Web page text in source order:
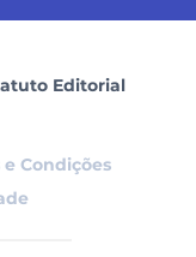
Editorial
e Condições